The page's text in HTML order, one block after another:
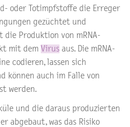
oder Totimpfstoffe die Erreger
gezüchtet und
die Produktion von mRNA-
mit dem Virus aus. Die mRNA-
codieren, lassen sich
können auch im Falle von
werden.
und die daraus produzierten
abgebaut, was das Risiko